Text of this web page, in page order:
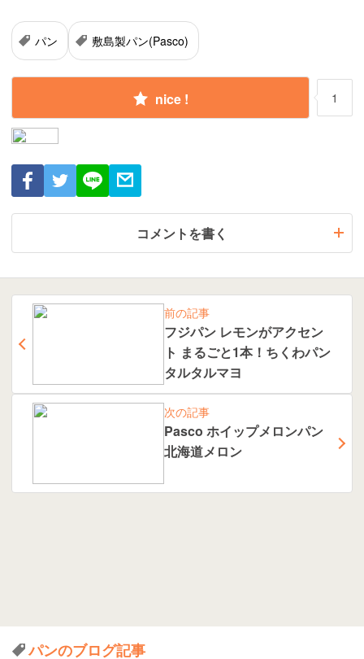
パン 敷島製パン(Pasco)
nice ! 1
コメントを書く
前の記事
フジパン レモンがアクセン
ト まるごと1本！ちくわパン
タルタルマヨ
次の記事
Pasco ホイップメロンパン
北海道メロン
パンのブログ記事